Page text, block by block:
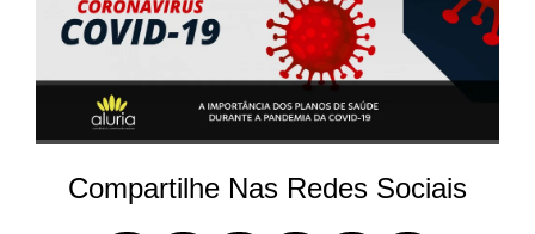
Compartilhe Nas Redes Sociais